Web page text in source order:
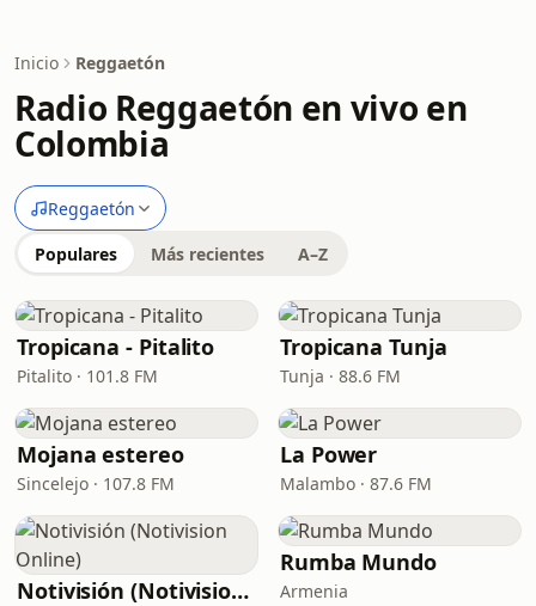
Inicio Reggaetón
Radio Reggaetón en vivo en
Colombia
Reggaetón
Populares Más recientes A–Z
Tropicana - Pitalito
Pitalito · 101.8 FM
Tropicana Tunja
Tunja · 88.6 FM
Mojana estereo
Sincelejo · 107.8 FM
La Power
Malambo · 87.6 FM
Notivisión (Notivision Online)
Rumba Mundo
Armenia